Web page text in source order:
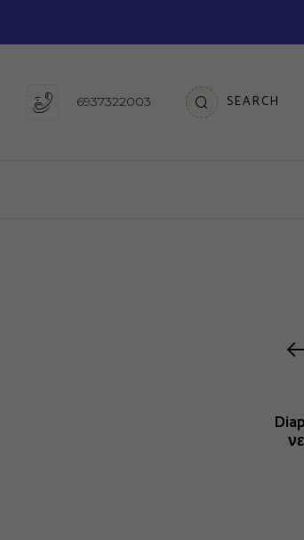
6937322003 SEARCH